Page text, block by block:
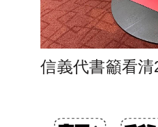
信義代書籲看